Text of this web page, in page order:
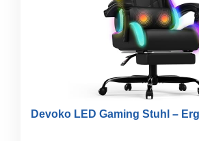
Devoko LED Gaming Stuhl –